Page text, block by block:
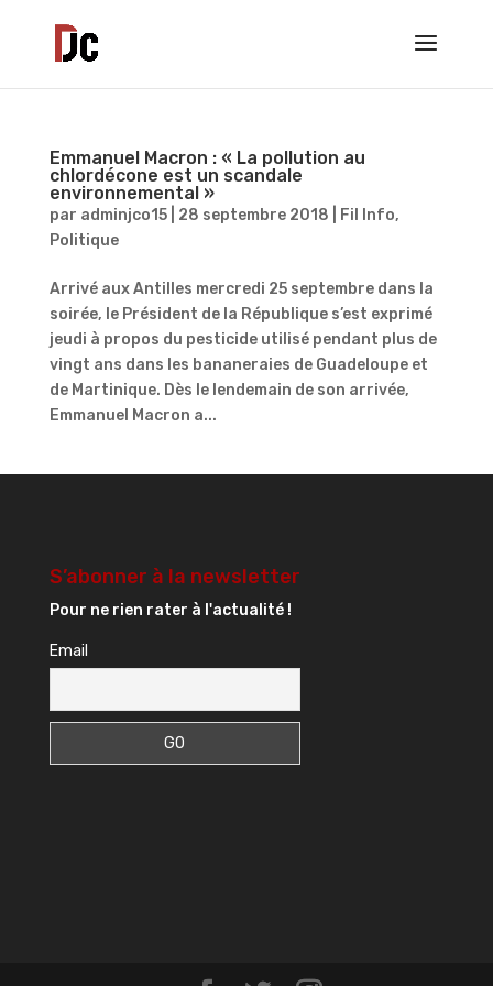
Emmanuel Macron : « La pollution au
chlordécone est un scandale
environnemental »
par adminjco15| 28 septembre 2018 Fil Info,
Politique
Arrivé aux Antilles mercredi 25 septembre dans la
soirée, le Président de la République s’est exprimé
jeudi à propos du pesticide utilisé pendant plus de
vingt ans dans les bananeraies de Guadeloupe et
de Martinique. Dès le lendemain de son arrivée,
Emmanuel Macron a...
S’abonner à la newsletter
Pour ne rien rater à l'actualité !
Email